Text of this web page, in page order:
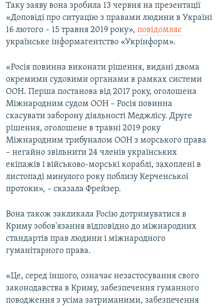
СВІДЧЕННЯ ОКУПАЦІЇ
УКРАЇНСЬКА ПРОБЛЕМА КРИМУ
ІНФОГРАФІКА
Qırımtatar
ДОЛУЧАЙСЯ!
Усі сайти RFE/RL
Таку заяву вона зробила 13 червня на презентації
«Доповіді про ситуацію з правами людини в Україні
16 лютого – 15 травня 2019 року», повідомляє
українське інформагентство «Укрінформ».
«Росія повинна виконати рішення, видані двома
окремими судовими органами в рамках системи
ООН. Перша постанова від 2017 року, оголошена
Міжнародним судом ООН – Росія повинна
скасувати заборону діяльності Меджлісу. Друге
рішення, оголошене в травні 2019 року
Міжнародним трибуналом ООН з морського права
– негайно звільнити 24 членів українських
екіпажів і військово-морські кораблі, захоплені в
листопаді минулого року поблизу Керченської
протоки», – сказала Фрейзер.
Вона також закликала Росію дотримуватися в
Криму зобов'язання відповідно до міжнародних
стандартів прав людини і міжнародного
гуманітарного права.
«Це, серед іншого, означає незастосування свого
законодавства в Криму, забезпечення гуманного
поводження з усіма затриманими, забезпечення